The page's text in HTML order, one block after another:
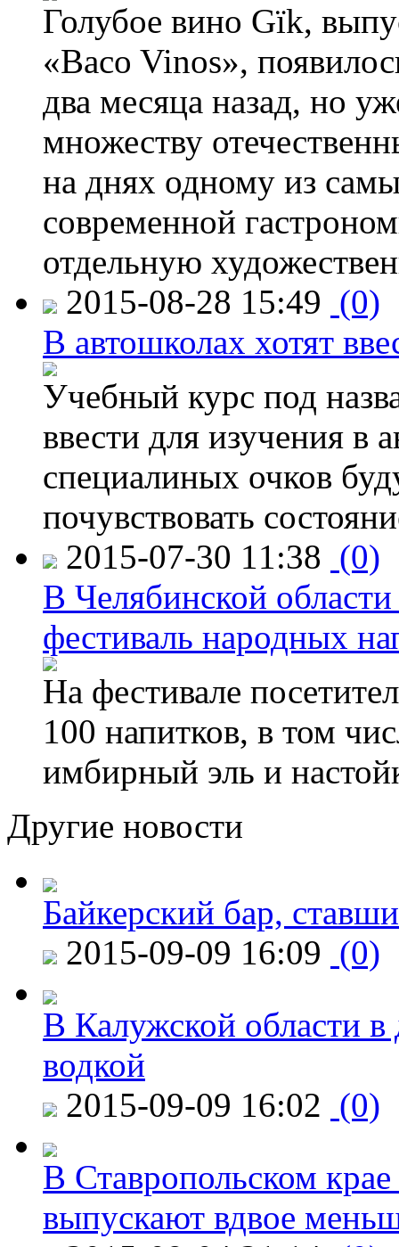
Голубое вино Gïk,
«Baco Vinos»,
два месяца назад, но
множеству
на днях одному из
современной
отдельную
2015-08-28 15:49 (0)
В автошколах хотят
Учебный курс под
ввести для изучения
специалиных очков
почувствовать
2015-07-30 11:38 (0)
В Челябинской
фестиваль народных
На фестивале
100 напитков, в том
имбирный эль и
Другие новости
Байкерский бар,
2015-09-09 16:09 (0)
В Калужской области в
водкой
2015-09-09 16:02 (0)
В Ставропольском
выпускают вдвое